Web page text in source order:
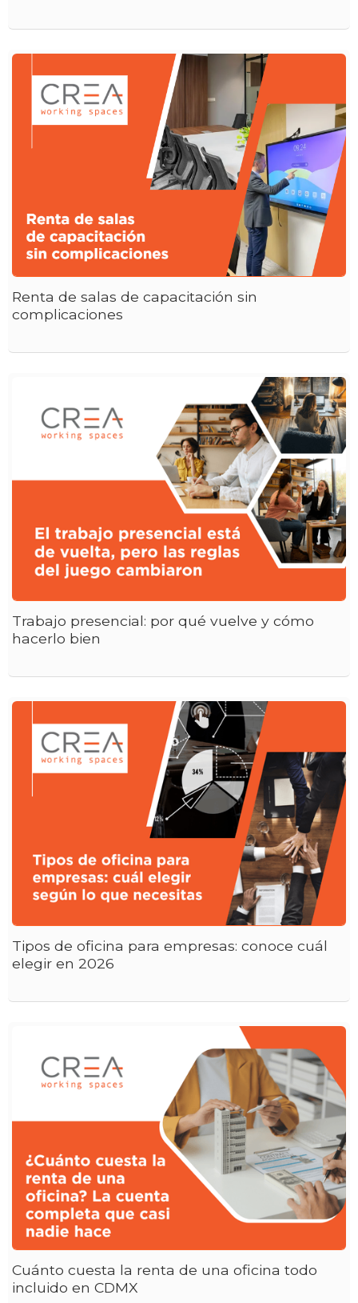
Renta de salas de capacitación sin
complicaciones
Trabajo presencial: por qué vuelve y cómo
hacerlo bien
Tipos de oficina para empresas: conoce cuál
elegir en 2026
Cuánto cuesta la renta de una oficina todo
incluido en CDMX